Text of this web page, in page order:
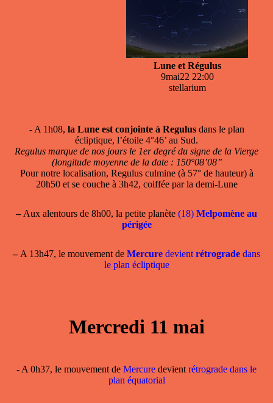
Lune et Régulus
9mai22 22:00
stellarium
- A 1h08, la Lune est conjointe à Regulusdans le plan
écliptique, l’étoile 4°46’ au Sud.
Regulus marque de nos jours le 1er degré du signe de la Vierge
(longitude moyenne de la date : 150°08’08’’
Pour notre localisation, Regulus culmine (à 57° de hauteur) à
20h50 et se couche à 3h42, coiffée par la demi-Lune
–Aux alentours de 8h00, la petite planète (18) Melpomène au
périgée
–A 13h47, le mouvement de Mercure devient rétrograde dans
le plan écliptique
Mercredi 11 mai
- A 0h37, le mouvement de Mercure devient rétrograde dans le
plan équatorial